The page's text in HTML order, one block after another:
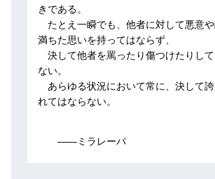
きである。
たとえ一瞬でも、他者に対して悪意や
満ちた思いを持ってはならず、
決して他者を罵ったり傷つけたりして
ない。
あらゆる状況において常に、決して
れてはならない。
――ミラレーパ